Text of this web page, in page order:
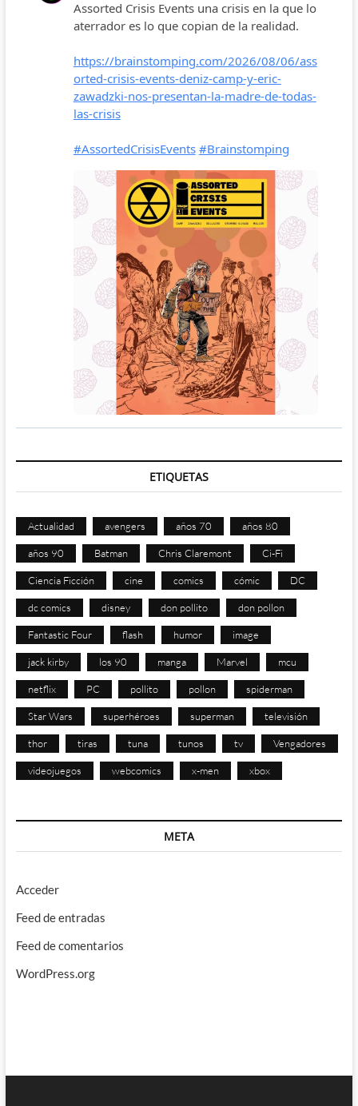
ETIQUETAS
Actualidad avengers años 70 años 80
años 90 Batman Chris Claremont Ci-Fi
Ciencia Ficción cine comics cómic DC
dc comics disney don pollito don pollon
Fantastic Four flash humor image
jack kirby los 90 manga Marvel mcu
netflix PC pollito pollon spiderman
Star Wars superhéroes superman televisión
thor tiras tuna tunos tv Vengadores
videojuegos webcomics x-men xbox
META
Acceder
Feed de entradas
Feed de comentarios
WordPress.org